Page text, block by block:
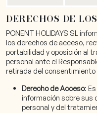
DERECHOS DE
PONENT HOLIDAYS SL
los derechos de acceso,
portabilidad y oposición al
personal ante el
retirada del
Derecho de Acceso:
información sobre
personal y del